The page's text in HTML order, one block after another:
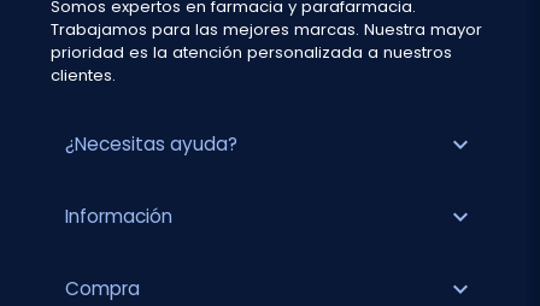
Somos expertos en farmacia y parafarmacia.
Trabajamos para las mejores marcas. Nuestra mayor
prioridad es la atención personalizada a nuestros
clientes.
¿Necesitas ayuda? expand_more
Información expand_more
Compra expand_more